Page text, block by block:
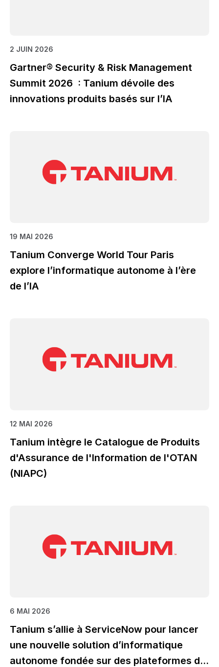
2 JUIN 2026
Gartner® Security & Risk Management
Summit 2026 : Tanium dévoile des
innovations produits basés sur l’IA
19 MAI 2026
Tanium Converge World Tour Paris
explore l’informatique autonome à l’ère
de l’IA
12 MAI 2026
Tanium intègre le Catalogue de Produits
d'Assurance de l'Information de l'OTAN
(NIAPC)
6 MAI 2026
Tanium s’allie à ServiceNow pour lancer
une nouvelle solution d’informatique
autonome fondée sur des plateformes de